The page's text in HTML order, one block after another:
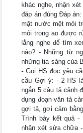
khác nghe, nhận
đáp án đúng Đáp
mặt nước mệt mỏi
mỏi trong ao được
lắng nghe để tìm
nào? - Những từ
những tia sáng của
- Gọi HS đọc yêu
cầu Gợi ý: - 2 HS
ngắn 5 câu tả cảnh
dụng đoạn văn tả
gợi tả, gợi cảm
Trình bày kết quả -
nhận xét sửa chữa